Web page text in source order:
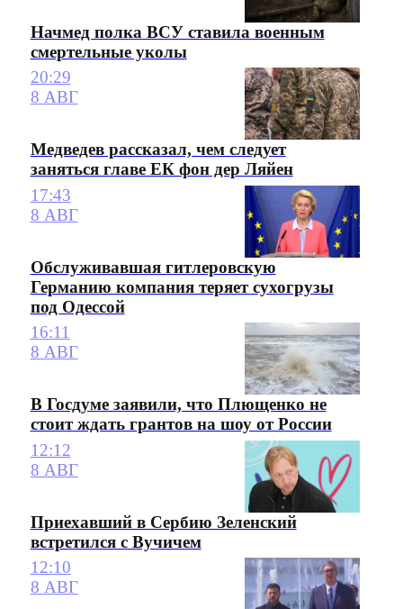
Начмед полка ВСУ ставила военным
смертельные уколы
20:29
8 АВГ
Медведев рассказал, чем следует
заняться главе ЕК фон дер Ляйен
17:43
8 АВГ
Обслуживавшая гитлеровскую
Германию компания теряет сухогрузы
под Одессой
16:11
8 АВГ
В Госдуме заявили, что Плющенко не
стоит ждать грантов на шоу от России
12:12
8 АВГ
Приехавший в Сербию Зеленский
встретился с Вучичем
12:10
8 АВГ